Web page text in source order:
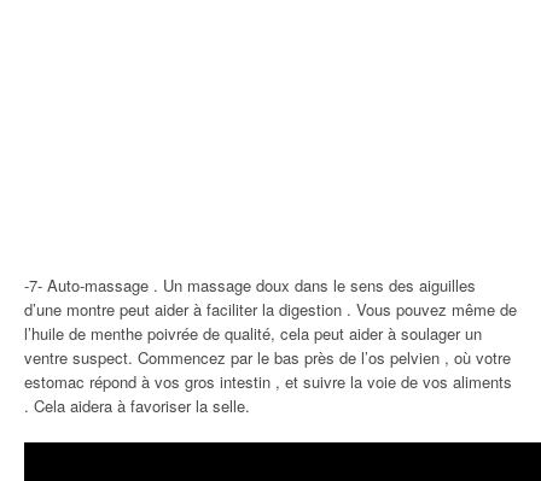
-7- Auto-massage . Un massage doux dans le sens des aiguilles
d’une montre peut aider à faciliter la digestion . Vous pouvez même de
l’huile de menthe poivrée de qualité, cela peut aider à soulager un
ventre suspect. Commencez par le bas près de l’os pelvien , où votre
estomac répond à vos gros intestin , et suivre la voie de vos aliments
. Cela aidera à favoriser la selle.